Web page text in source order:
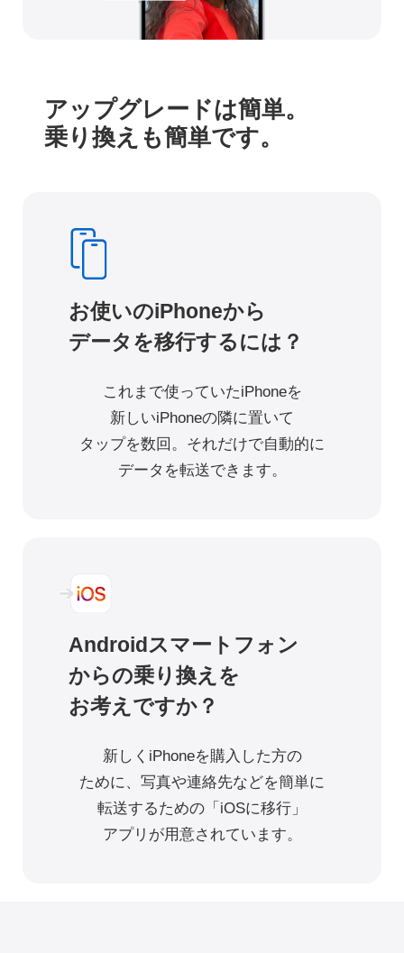
アップグレードは簡単。
乗り換えも簡単です。
お使いのiPhoneから
データを移行するには？
これまで使っていたiPhoneを
新しいiPhoneの隣に置いて
タップを数回。それだけで自動的に
データを転送できます。
Androidスマートフォン
からの乗り換えを
お考えですか？
新しくiPhoneを購入した方の
ために、 写真や連絡先などを簡単に
転送するための 「iOSに移行」
アプリが用意されています。